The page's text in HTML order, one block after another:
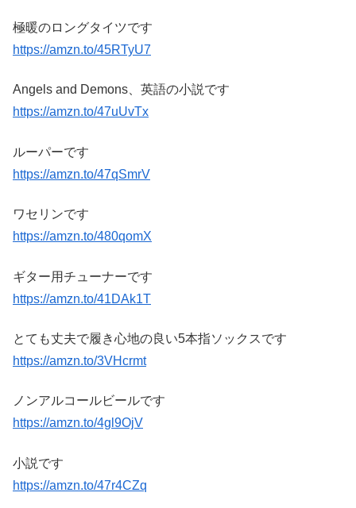
極暖のロングタイツです
https://amzn.to/45RTyU7
Angels and Demons、英語の小説です
https://amzn.to/47uUvTx
ルーパーです
https://amzn.to/47qSmrV
ワセリンです
https://amzn.to/480qomX
ギター用チューナーです
https://amzn.to/41DAk1T
とても丈夫で履き心地の良い5本指ソックスです
https://amzn.to/3VHcrmt
ノンアルコールビールです
https://amzn.to/4gl9OjV
小説です
https://amzn.to/47r4CZq